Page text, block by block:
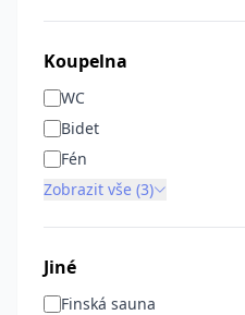
Koupelna
WC
Bidet
Fén
Zobrazit vše (3)
Jiné
Finská sauna